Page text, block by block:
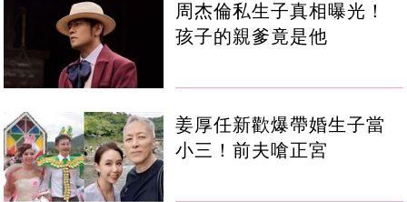
周杰倫私生子真相曝光！
孩子的親爹竟是他
姜厚任新歡爆帶婚生子當
小三！前夫嗆正宮